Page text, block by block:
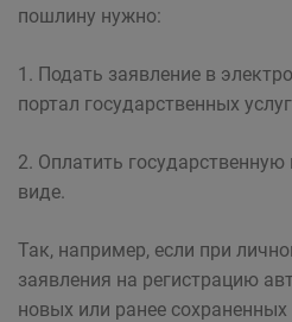
пошлину нужно:
1. Подать заявление в
портал государственных
2. Оплатить
виде.
Так, например, если при
заявления на регистрацию
новых или ранее